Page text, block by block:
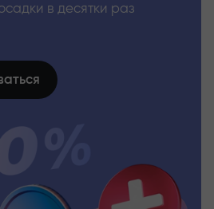
в десятки раз